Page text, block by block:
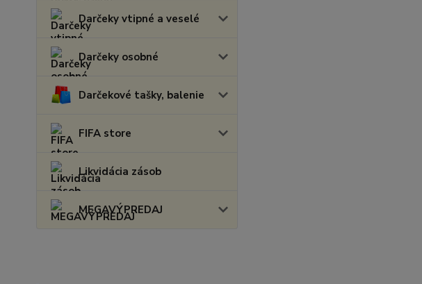
Darčeky vtipné a veselé
Darčeky osobné
Darčekové tašky, balenie
FIFA store
Likvidácia zásob
MEGAVÝPREDAJ